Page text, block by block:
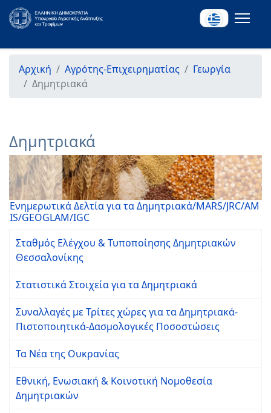
Αρχική Αγρότης-Επιχειρηματίας
Γεωργία
Δημητριακά
Δημητριακά
Ενημερωτικά Δελτία για τα Δημητριακά/ΜARS/JRC/AM
IS/GEOGLAM/IGC
Σταθμός Ελέγχου & Τυποποίησης Δημητριακών
Θεσσαλονίκης
Στατιστικά Στοιχεία για τα Δημητριακά
Συναλλαγές με Τρίτες χώρες για τα Δημητριακά-
Πιστοποιητικά-Δασμολογικές Ποσοστώσεις
Τα Νέα της Ουκρανίας
Εθνική, Ενωσιακή & Κοινοτική Νομοθεσία
Δημητριακών